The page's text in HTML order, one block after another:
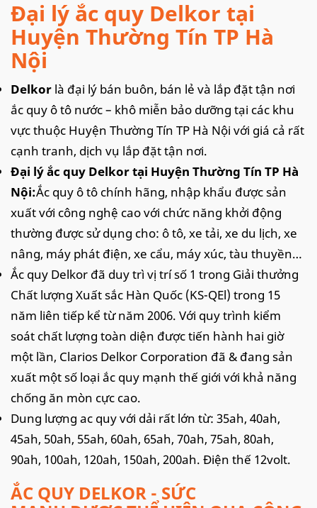
Đại lý ắc quy Delkor tại
Huyện Thường Tín TP Hà
Nội
Delkor là đại lý bán buôn, bán lẻ và lắp đặt tận nơi
ắc quy ô tô nước – khô miễn bảo dưỡng tại các khu
vực thuộc Huyện Thường Tín TP Hà Nội với giá cả rất
cạnh tranh, dịch vụ lắp đặt tận nơi.
Đại lý ắc quy Delkor tại Huyện Thường Tín TP Hà
Nội:Ắc quy ô tô chính hãng, nhập khẩu được sản
xuất với công nghệ cao với chức năng khởi động
thường được sử dụng cho: ô tô, xe tải, xe du lịch, xe
nâng, máy phát điện, xe cẩu, máy xúc, tàu thuyền…
Ắc quy Delkor đã duy trì vị trí số 1 trong Giải thưởng
Chất lượng Xuất sắc Hàn Quốc (KS-QEl) trong 15
năm liên tiếp kể từ năm 2006. Với quy trình kiểm
soát chất lượng toàn diện được tiến hành hai giờ
một lần, Clarios Delkor Corporation đã & đang sản
xuất một số loại ắc quy mạnh thế giới với khả năng
chống ăn mòn cực cao.
Dung lượng ac quy với dải rất lớn từ: 35ah, 40ah,
45ah, 50ah, 55ah, 60ah, 65ah, 70ah, 75ah, 80ah,
90ah, 100ah, 120ah, 150ah, 200ah. Điện thế 12volt.
ẮC QUY DELKOR - SỨC